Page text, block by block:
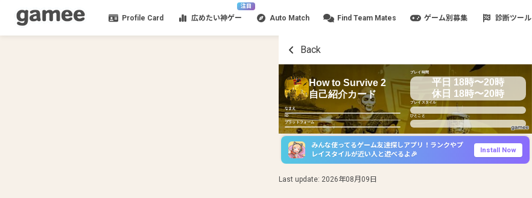
Profile Card
注目
広めたい神ゲー Auto Match Find Team Mates ゲーム別募集 診断ツール
Back
How to Survive 2
自己紹介カード
なまえ
ID
プラットフォーム
プレイ時間
平日 18時〜20時
休日 18時〜20時
プレイスタイル
ひとこと
みんな使ってるゲーム友達探しアプリ！ランクやプ
レイスタイルが近い人と遊べるよ🎉
Install Now
Last update: 2026年08月09日